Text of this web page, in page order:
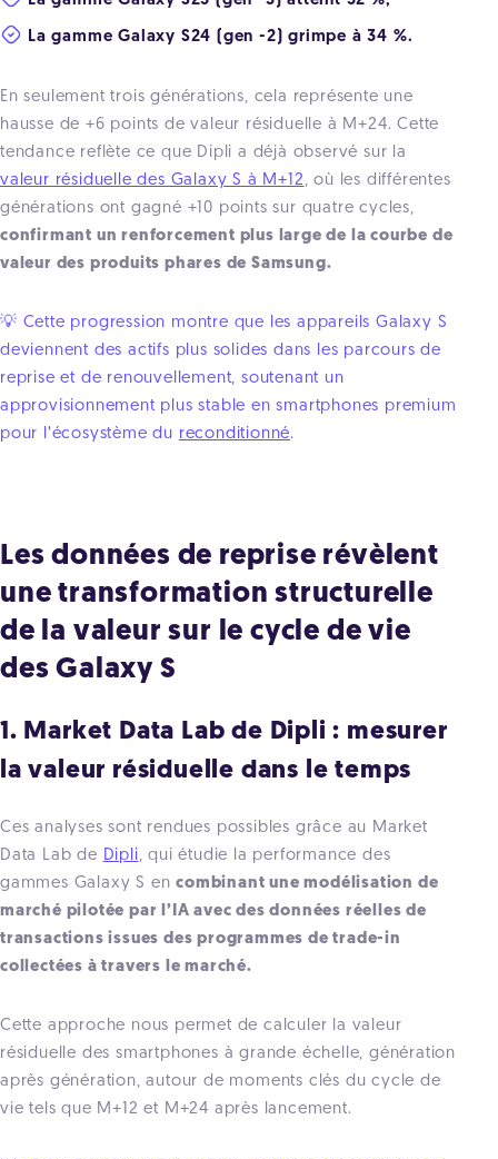
La gamme Galaxy S24 (gen -2) grimpe à 34 %.
En seulement trois générations, cela représente une
hausse de +6 points de valeur résiduelle à M+24. Cette
tendance reflète ce que Dipli a déjà observé sur la
valeur résiduelle des Galaxy S à M+12 , où les différentes
générations ont gagné +10 points sur quatre cycles,
confirmant un renforcement plus large de la courbe de
valeur des produits phares de Samsung.
💡 Cette progression montre que les appareils Galaxy S
deviennent des actifs plus solides dans les parcours de
reprise et de renouvellement, soutenant un
approvisionnement plus stable en smartphones premium
pour l’écosystème du reconditionné.
Les données de reprise révèlent
une transformation structurelle
de la valeur sur le cycle de vie
des Galaxy S
1. Market Data Lab de Dipli : mesurer
la valeur résiduelle dans le temps
Ces analyses sont rendues possibles grâce au Market
Data Lab de Dipli, qui étudie la performance des
gammes Galaxy S encombinant une modélisation de
marché pilotée par l’IA avec des données réelles de
transactions issues des programmes de trade-in
collectées à travers le marché.
Cette approche nous permet de calculer la valeur
résiduelle des smartphones à grande échelle, génération
après génération, autour de moments clés du cycle de
vie tels que M+12 et M+24 après lancement.